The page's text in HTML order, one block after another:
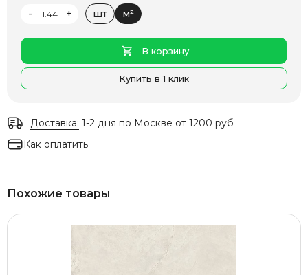
-
+ шт м²
В корзину
Купить в 1 клик
Доставка: 1-2 дня по Москве от 1200 руб
Как оплатить
Похожие товары